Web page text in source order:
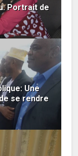
Portrait de
Une
se rendre